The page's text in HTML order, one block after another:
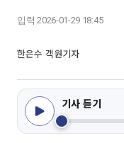
입력 2026-01-29 18:45
한은수 객원기자
기사 듣기